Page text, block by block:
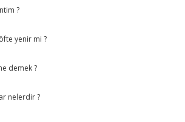
?
yenir mi ?
demek ?
nelerdir ?